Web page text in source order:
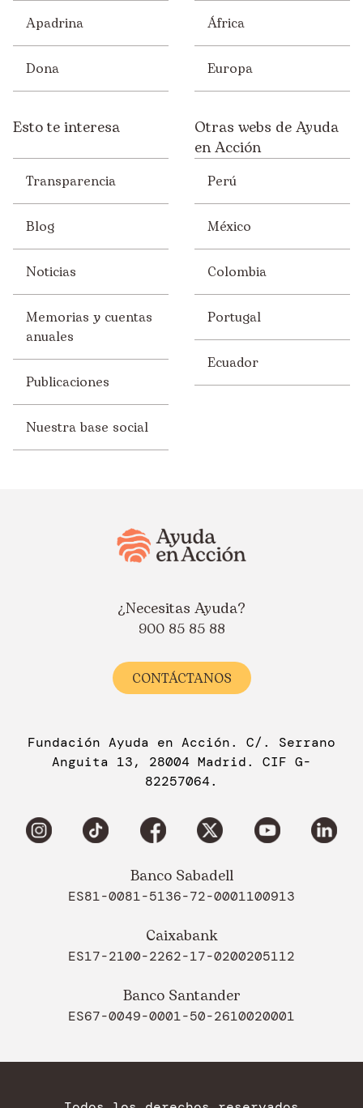
Solidaridad
Apadrina
Dona
África
Europa
Esto te interesa
Transparencia
Blog
Noticias
Memorias y cuentas
anuales
Publicaciones
Nuestra base social
Otras webs de Ayuda
en Acción
Perú
México
Colombia
Portugal
Ecuador
¿Necesitas Ayuda?
900 85 85 88
CONTÁCTANOS
Fundación Ayuda en Acción. C/. Serrano
Anguita 13, 28004 Madrid. CIF G-
82257064.
Banco Sabadell
ES81-0081-5136-72-0001100913
Caixabank
ES17-2100-2262-17-0200205112
Banco Santander
ES67-0049-0001-50-2610020001